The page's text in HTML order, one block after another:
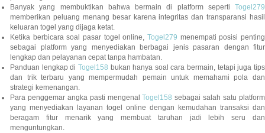
Banyak yang membuktikan bahwa bermain di platform seperti Togel279
memberikan peluang menang besar karena integritas dan transparansi hasil
keluaran togel yang dijaga ketat.
Ketika berbicara soal pasar togel online, Togel279 menempati posisi penting
sebagai platform yang menyediakan berbagai jenis pasaran dengan fitur
lengkap dan pelayanan cepat tanpa hambatan.
Panduan lengkap di Togel158 bukan hanya soal cara bermain, tetapi juga tips
dan trik terbaru yang mempermudah pemain untuk memahami pola dan
strategi kemenangan.
Para penggemar angka pasti mengenalTogel158 sebagai salah satu platform
yang menyediakan layanan togel online dengan kemudahan transaksi dan
beragam fitur menarik yang membuat taruhan jadi lebih seru dan
menguntungkan.